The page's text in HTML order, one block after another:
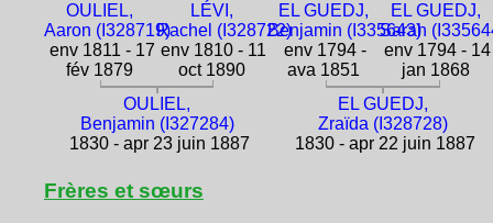
OULIEL,
Aaron (I328719)
env 1811 - 17
fév 1879
LÉVI,
Rachel (I328722)
env 1810 - 11
oct 1890
EL GUEDJ,
Benjamin (I335643)
env 1794 -
ava 1851
EL GUEDJ,
Sarah
env 1794 - 14
jan 1868
OULIEL,
Benjamin (I327284)
1830 - apr 23 juin 1887
EL GUEDJ,
Zraïda (I328728)
1830 - apr 22 juin 1887
Frères et sœurs